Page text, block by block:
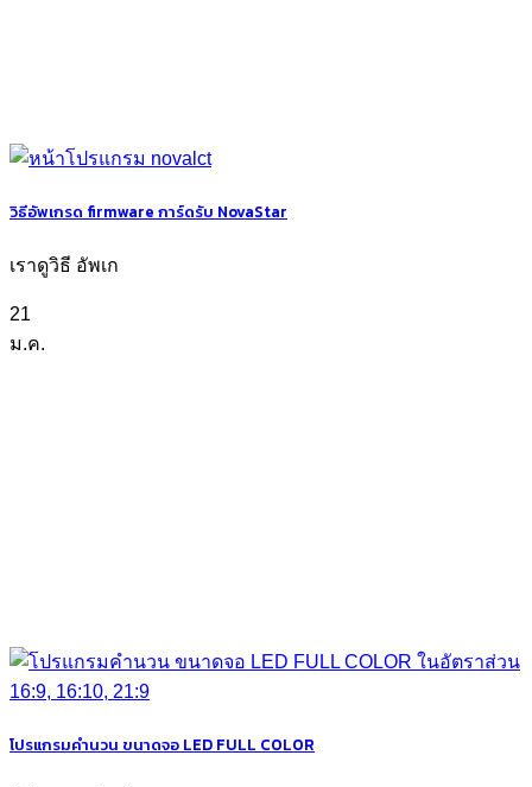
วิธีอัพเกรด firmware การ์ดรับ NovaStar
เราดูวิธี อัพเก
21
ม.ค.
โปรแกรมคำนวน ขนาดจอ LED FULL COLOR